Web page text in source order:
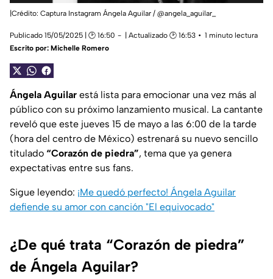
|Crédito: Captura Instagram Ángela Aguilar / @angela_aguilar_
Publicado 15/05/2025 | 🕑 16:50 | Actualizado 🕑 16:53
1 minuto lectura
Escrito por: Michelle Romero
Ángela Aguilar está lista para emocionar una vez más al
público con su próximo lanzamiento musical. La cantante
reveló que este jueves 15 de mayo a las 6:00 de la tarde
(hora del centro de México) estrenará su nuevo sencillo
titulado “Corazón de piedra”, tema que ya genera
expectativas entre sus fans.
Sigue leyendo: ¡Me quedó perfecto! Ángela Aguilar
defiende su amor con canción "El equivocado"
¿De qué trata “Corazón de piedra”
de Ángela Aguilar?